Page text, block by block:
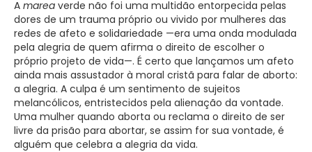
A marea verde não foi uma multidão entorpecida pelas
dores de um trauma próprio ou vivido por mulheres das
redes de afeto e solidariedade —era uma onda modulada
pela alegria de quem afirma o direito de escolher o
próprio projeto de vida—. É certo que lançamos um afeto
ainda mais assustador à moral cristã para falar de aborto:
a alegria. A culpa é um sentimento de sujeitos
melancólicos, entristecidos pela alienação da vontade.
Uma mulher quando aborta ou reclama o direito de ser
livre da prisão para abortar, se assim for sua vontade, é
alguém que celebra a alegria da vida.